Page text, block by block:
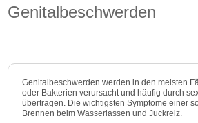
Genitalbeschwerden
Genitalbeschwerden werden in den meisten
oder Bakterien verursacht und häufig durch
übertragen. Die wichtigsten Symptome einer
Brennen beim Wasserlassen und Juckreiz.